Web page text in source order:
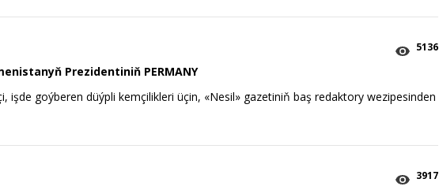
5136
Prezidentiniň PERMANY
işde goýberen düýpli kemçilikleri üçin, «Nesil» gazetiniň baş redaktory wezipesinden
3917